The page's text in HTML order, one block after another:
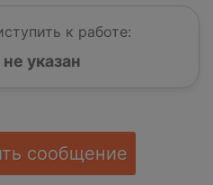
к работе:
указан
сообщение